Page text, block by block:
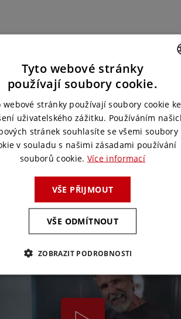
Build prostor, atelier
ENGLISH
Tyto webové stránky
používají soubory cookie.
webové stránky používají soubory cookie ke
uživatelského zážitku. Používáním
stránek souhlasíte se všemi soubory
v souladu s našimi zásadami používání
souborů cookie. Více informací
VŠE PŘIJMOUT
VŠE ODMÍTNOUT
ZOBRAZIT PODROBNOSTI